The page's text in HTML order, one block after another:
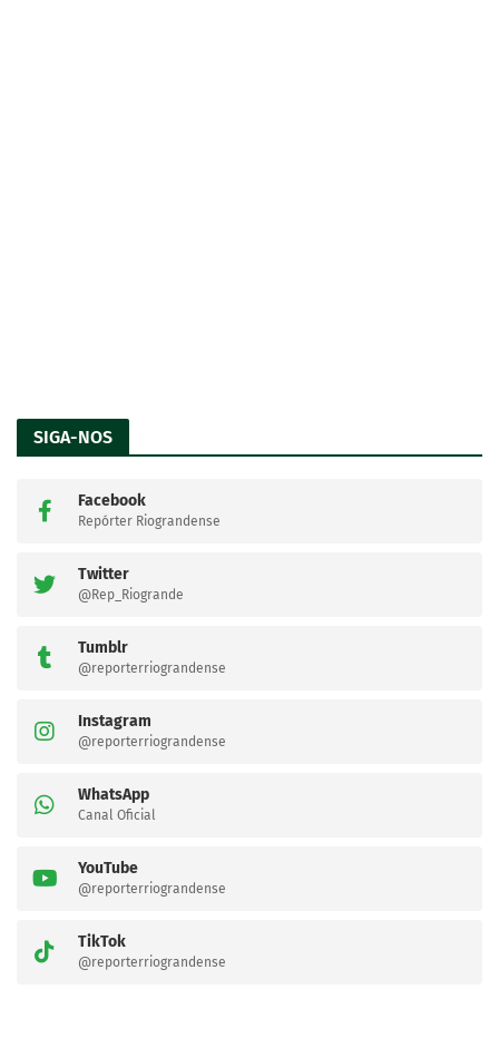
SIGA-NOS
Facebook
Repórter Riograndense
Twitter
@Rep_Riogrande
Tumblr
@reporterriograndense
Instagram
@reporterriograndense
WhatsApp
Canal Oficial
YouTube
@reporterriograndense
TikTok
@reporterriograndense